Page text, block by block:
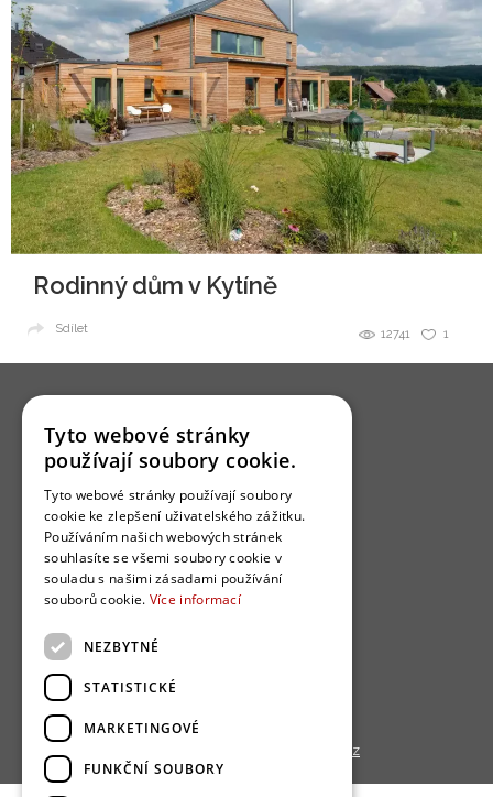
Rodinný dům v Kytíně
1
12741
Sdílet
O nás
Bydlo programy
Jak se zapojit?
Uživatelské podmínky
Bydlo.cz
Tyto webové stránky
používají soubory cookie.
Tyto webové stránky používají soubory
cookie ke zlepšení uživatelského zážitku.
Používáním našich webových stránek
souhlasíte se všemi soubory cookie v
souladu s našimi zásadami používání
souborů cookie. Více informací
NEZBYTNÉ
STATISTICKÉ
MARKETINGOVÉ
FUNKČNÍ SOUBORY